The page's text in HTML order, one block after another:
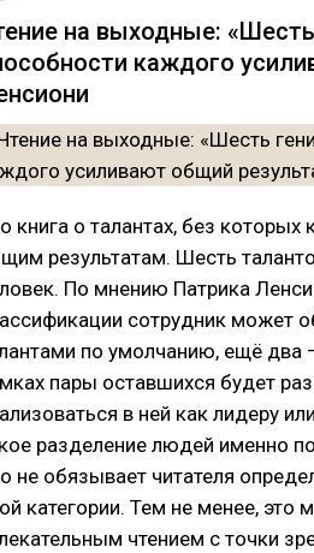
на выходные:
каждого
книга о талантах, без
результатам. Шесть
По мнению Патрика
сотрудник может
по умолчанию, ещё два
пары оставшихся будет
в ней как лидеру
разделение людей именно
не обязывает читателя
категории. Тем не менее, это
чтением с точки